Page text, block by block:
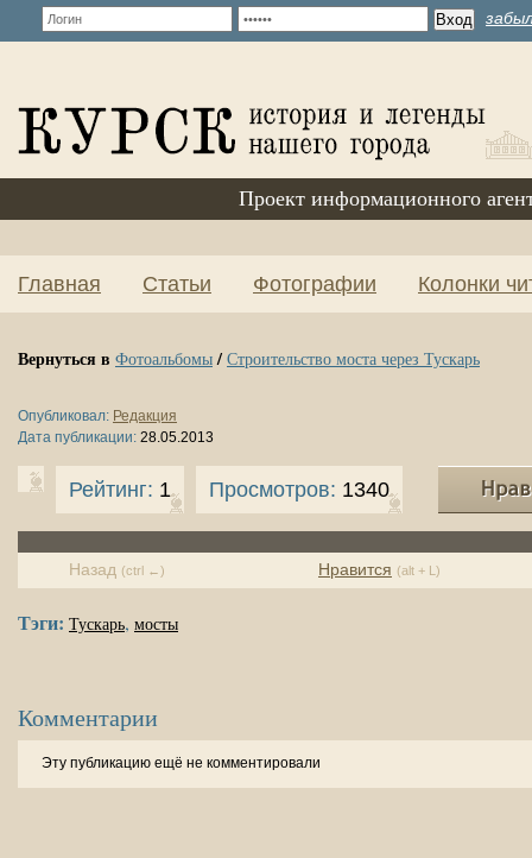
Проект информационного
Главная Статьи Фотографии Колонки
Вернуться в Фотоальбомы/ Строительство моста через Тускарь
Опубликовал: Редакция
Дата публикации: 28.05.2013
Рейтинг: 1 Просмотров: 1340
Нравится (alt + L)
Назад (ctrl ←)
Тэги: Тускарь, мосты
Комментарии
Эту публикацию ещё не комментировали